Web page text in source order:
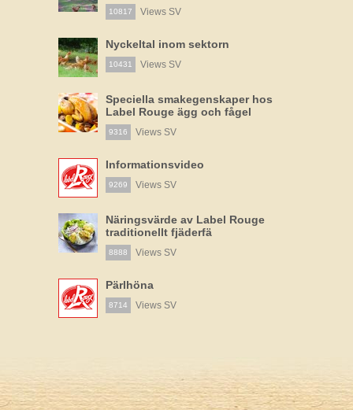
10817 Views SV
Nyckeltal inom sektorn
10431 Views SV
Speciella smakegenskaper hos
Label Rouge ägg och fågel
9316 Views SV
Informationsvideo
9269 Views SV
Näringsvärde av Label Rouge
traditionellt fjäderfä
8888 Views SV
Pärlhöna
8714 Views SV